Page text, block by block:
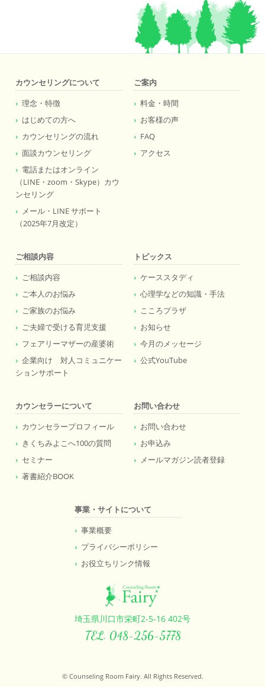
カウンセリングについて
理念・特徴
はじめての方へ
カウンセリングの流れ
面談カウンセリング
電話またはオンライン
（LINE・zoom・Skype）カウ
ンセリング
メール・LINE サポート
（2025年7月改定）
ご案内
料金・時間
お客様の声
FAQ
アクセス
ご相談内容
ご相談内容
ご本人のお悩み
ご家族のお悩み
ご夫婦で受ける育児支援
フェアリーマザーの産婆術
企業向け 対人コミュニケー
ションサポート
トピックス
ケーススタディ
心理学などの知識・手法
こころプラザ
お知らせ
今月のメッセージ
公式YouTube
カウンセラーについて
カウンセラープロフィール
きくちみよこへ100の質問
セミナー
著書紹介BOOK
お問い合わせ
お問い合わせ
お申込み
メールマガジン読者登録
事業・サイトについて
事業概要
プライバシーポリシー
お役立ちリンク情報
埼玉県川口市栄町2-5-16 402号
TEL. 048-256-5778
© Counseling Room Fairy. All Rights Reserved.